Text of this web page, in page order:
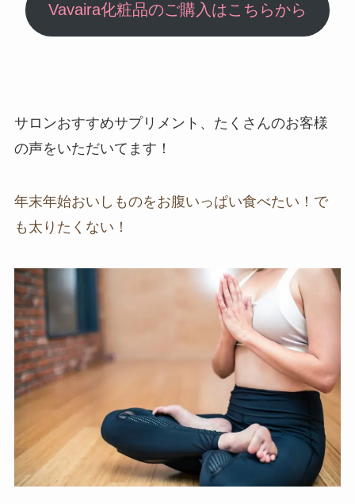
Vavaira化粧品のご購入はこちらから
サロンおすすめサプリメント、たくさんのお客様
の声をいただいてます！
年末年始おいしものをお腹いっぱい食べたい！で
も太りたくない！